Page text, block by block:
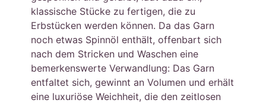
klassische Stücke zu fertigen, die zu
Erbstücken werden können. Da das Garn
noch etwas Spinnöl enthält, offenbart sich
nach dem Stricken und Waschen eine
bemerkenswerte Verwandlung: Das Garn
entfaltet sich, gewinnt an Volumen und erhält
eine luxuriöse Weichheit, die den zeitlosen